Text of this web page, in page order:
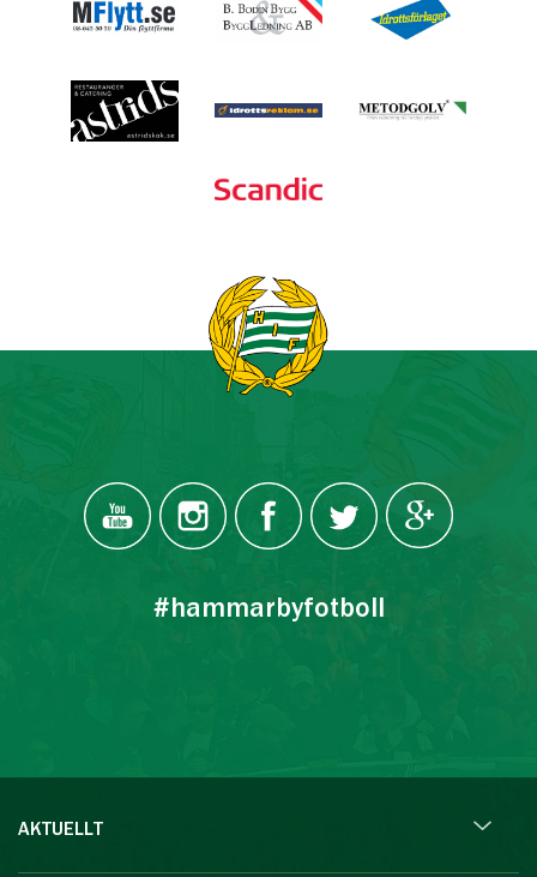
#hammarbyfotboll
AKTUELLT